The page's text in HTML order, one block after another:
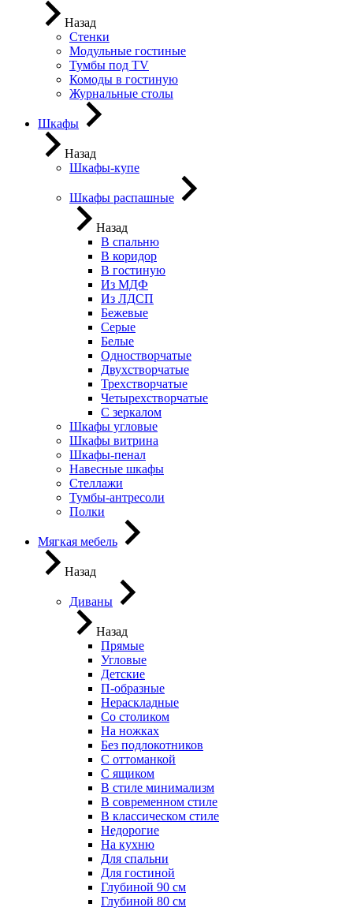
Назад
Стенки
Модульные гостиные
Тумбы под ТV
Комоды в гостиную
Журнальные столы
Шкафы
Назад
Шкафы-купе
Шкафы распашные
Назад
В спальню
В коридор
В гостиную
Из МДФ
Из ЛДСП
Бежевые
Серые
Белые
Одностворчатые
Двухстворчатые
Трехстворчатые
Четырехстворчатые
С зеркалом
Шкафы угловые
Шкафы витрина
Шкафы-пенал
Навесные шкафы
Стеллажи
Тумбы-антресоли
Полки
Мягкая мебель
Назад
Диваны
Назад
Прямые
Угловые
Детские
П-образные
Нераскладные
Со столиком
На ножках
Без подлокотников
С оттоманкой
С ящиком
В стиле минимализм
В современном стиле
В классическом стиле
Недорогие
На кухню
Для спальни
Для гостиной
Глубиной 90 см
Глубиной 80 см